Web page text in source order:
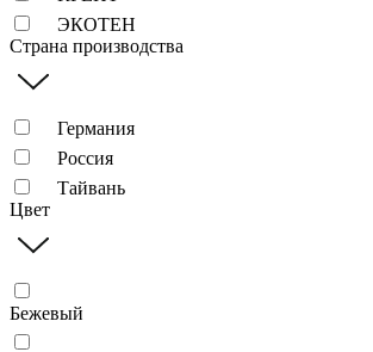
ЭКОТЕН
Страна производства
Германия
Россия
Тайвань
Цвет
Бежевый